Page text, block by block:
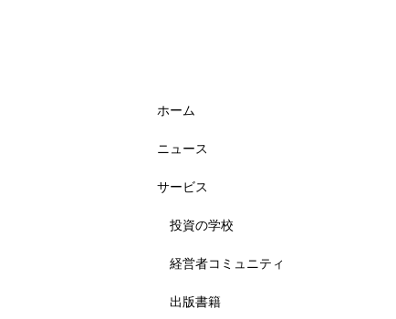
ホーム
ニュース
サービス
投資の学校
経営者コミュニティ
出版書籍